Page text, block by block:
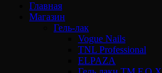
Главная
Магазин
Гель-лак
Vogue Nails
TNL Professional
ELPAZA